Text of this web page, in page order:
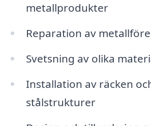
metallprodukter
Reparation av
Svetsning av olika
Installation av räcken
stålstrukturer